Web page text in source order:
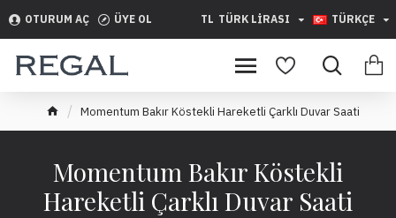
OTURUM AÇ ÜYE OL TL TÜRK LIRASI TÜRKÇE
Momentum Bakır Köstekli Hareketli Çarklı Duvar Saati
Momentum Bakır Köstekli
Hareketli Çarklı Duvar Saati